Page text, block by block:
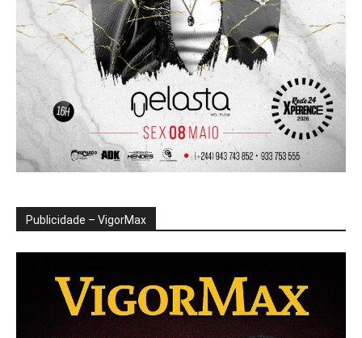
Publicidade – VigorMax